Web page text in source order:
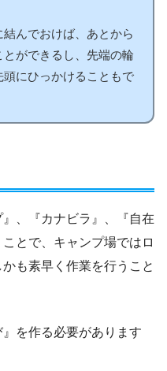
んでおけば、あとから
ができるし、先端の輪
頭にひっかけることもで
』、『カナビラ』、『自在
とで、キャンプ場ではロ
も素早く作業を行うこと
を作る必要があります